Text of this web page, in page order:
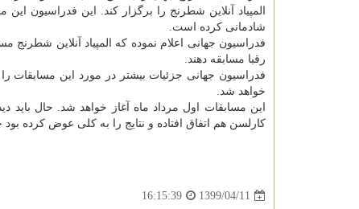
المپیاد آنلاین شطرنج را برگزار کند. این فدراسیون
شادمانی کرده است.
فدراسیون جهانی اعلام نموده که المپیاد آنلاین
رقبا مسابقه دهند.
خواهد شد.
این مسابقات اول مرداد ماه آغاز خواهد شد. حال باید
کارلسن هم اتفاق افتاده و نتایج را به کلی عوض کرده بود
1399/04/11
16:15:39